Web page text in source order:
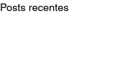
Posts recentes